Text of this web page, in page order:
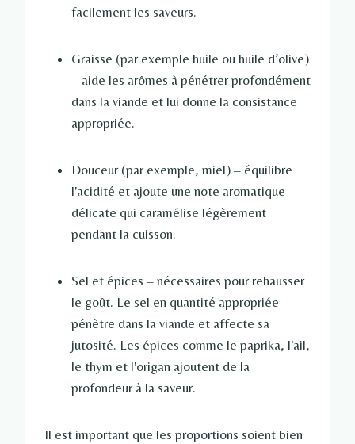
facilement les saveurs.
Graisse (par exemple huile ou huile d’olive)
– aide les arômes à pénétrer profondément
dans la viande et lui donne la consistance
appropriée.
Douceur (par exemple, miel) – équilibre
l'acidité et ajoute une note aromatique
délicate qui caramélise légèrement
pendant la cuisson.
Sel et épices – nécessaires pour rehausser
le goût. Le sel en quantité appropriée
pénètre dans la viande et affecte sa
jutosité. Les épices comme le paprika, l'ail,
le thym et l'origan ajoutent de la
profondeur à la saveur.
Il est important que les proportions soient bien